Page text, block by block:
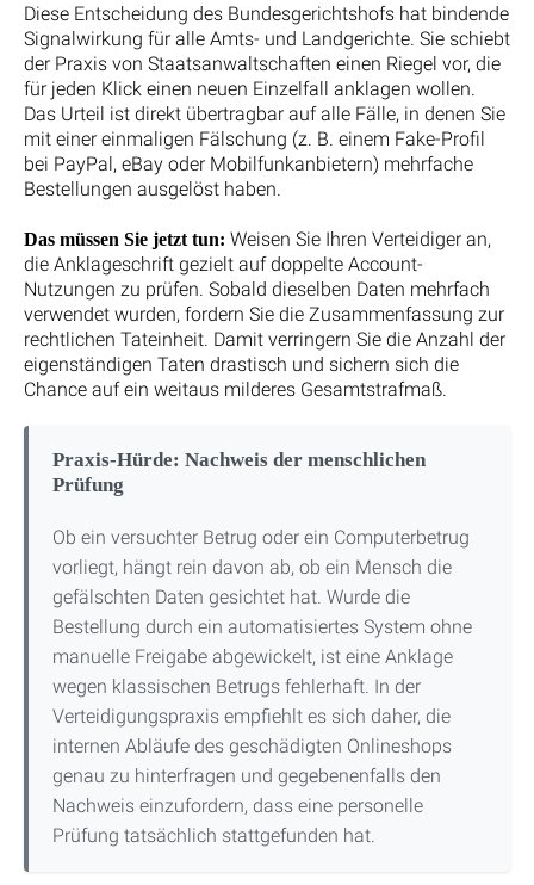
Diese Entscheidung des Bundesgerichtshofs hat bindende
Signalwirkung für alle Amts- und Landgerichte. Sie schiebt
der Praxis von Staatsanwaltschaften einen Riegel vor, die
für jeden Klick einen neuen Einzelfall anklagen wollen.
Das Urteil ist direkt übertragbar auf alle Fälle, in denen Sie
mit einer einmaligen Fälschung (z. B. einem Fake-Profil
bei PayPal, eBay oder Mobilfunkanbietern) mehrfache
Bestellungen ausgelöst haben.
Das müssen Sie jetzt tun: Weisen Sie Ihren Verteidiger an,
die Anklageschrift gezielt auf doppelte Account-
Nutzungen zu prüfen. Sobald dieselben Daten mehrfach
verwendet wurden, fordern Sie die Zusammenfassung zur
rechtlichen Tateinheit. Damit verringern Sie die Anzahl der
eigenständigen Taten drastisch und sichern sich die
Chance auf ein weitaus milderes Gesamtstrafmaß.
Praxis-Hürde: Nachweis der menschlichen
Prüfung
Ob ein versuchter Betrug oder ein Computerbetrug
vorliegt, hängt rein davon ab, ob ein Mensch die
gefälschten Daten gesichtet hat. Wurde die
Bestellung durch ein automatisiertes System ohne
manuelle Freigabe abgewickelt, ist eine Anklage
wegen klassischen Betrugs fehlerhaft. In der
Verteidigungspraxis empfiehlt es sich daher, die
internen Abläufe des geschädigten Onlineshops
genau zu hinterfragen und gegebenenfalls den
Nachweis einzufordern, dass eine personelle
Prüfung tatsächlich stattgefunden hat.